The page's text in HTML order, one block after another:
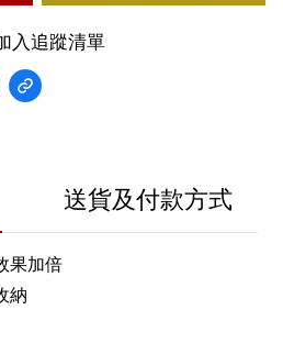
入追蹤清單
送貨及付款方式
果加倍
納